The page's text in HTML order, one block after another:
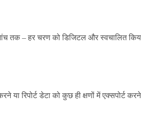
तक – हर चरण को डिजिटल और स्वचालित
रिपोर्ट डेटा को कुछ ही क्षणों में एक्सपोर्ट